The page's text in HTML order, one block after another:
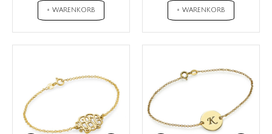
+ WARENKORB + WARENKORB